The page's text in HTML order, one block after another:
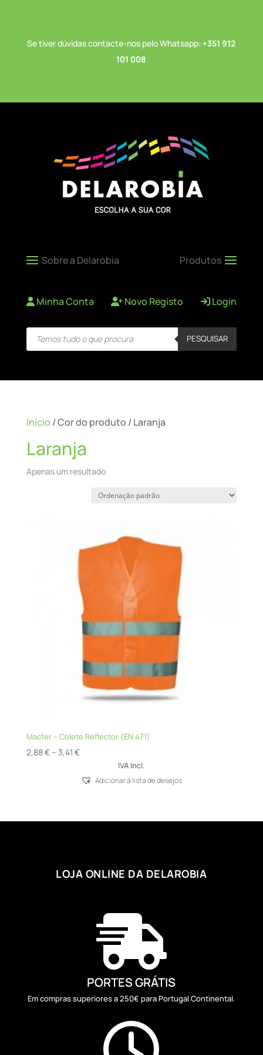
Se tiver dúvidas contacte-nos pelo Whatsapp: +351 912
101 008
Minha Conta Novo Registo Login
Products
search PESQUISAR
Início / Cor do produto / Laranja
Laranja
Apenas um resultado
Macfer – Colete Reflector (EN 471)
2,88€ – 3,41 €Price
2,88 €
IVA Incl.
Adicionar á lista de desejos
LOJA ONLINE DA DELAROBIA

PORTES GRÁTIS
Em compras superiores a 250€ para Portugal Continental.